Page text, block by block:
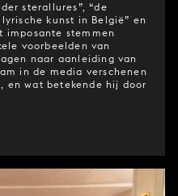
sterallures”, “de
kunst in België” en
imposante stemmen
voorbeelden van
naar aanleiding van
in de media verschenen
en wat betekende hij door